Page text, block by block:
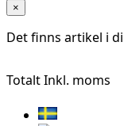
×
Det finns artikel i
TotaltInkl. moms